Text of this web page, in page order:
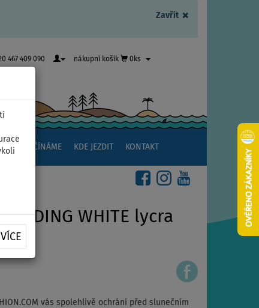
Zavřít ×
VÍCE
467 409 090 nákupní košík 0ks
ZAČÍNÁME KDE JEZDIT KONTAKT
WHITE lycra
vás spolehlivě ochrání před slunečním